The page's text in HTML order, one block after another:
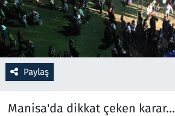
Paylaş
Manisa'da dikkat çeken karar...
Rüya Tabirleri
Sağlık
Savunma Sanayi